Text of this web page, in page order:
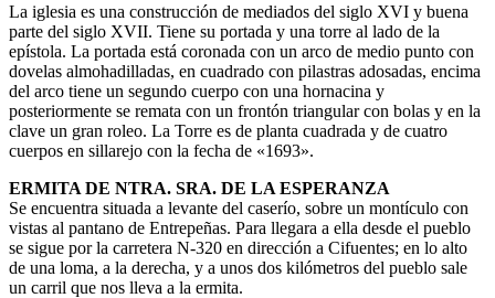
La iglesia es una construcción de mediados del siglo XVI y buena
parte del siglo XVII. Tiene su portada y una torre al lado de la
epístola. La portada está coronada con un arco de medio punto con
dovelas almohadilladas, en cuadrado con pilastras adosadas, encima
del arco tiene un segundo cuerpo con una hornacina y
posteriormente se remata con un frontón triangular con bolas y en la
clave un gran roleo. La Torre es de planta cuadrada y de cuatro
cuerpos en sillarejo con la fecha de «1693».
ERMITA DE NTRA. SRA. DE LA ESPERANZA
Se encuentra situada a levante del caserío, sobre un montículo con
vistas al pantano de Entrepeñas. Para llegara a ella desde el pueblo
se sigue por la carretera N-320 en dirección a Cifuentes; en lo alto
de una loma, a la derecha, y a unos dos kilómetros del pueblo sale
un carril que nos lleva a la ermita.